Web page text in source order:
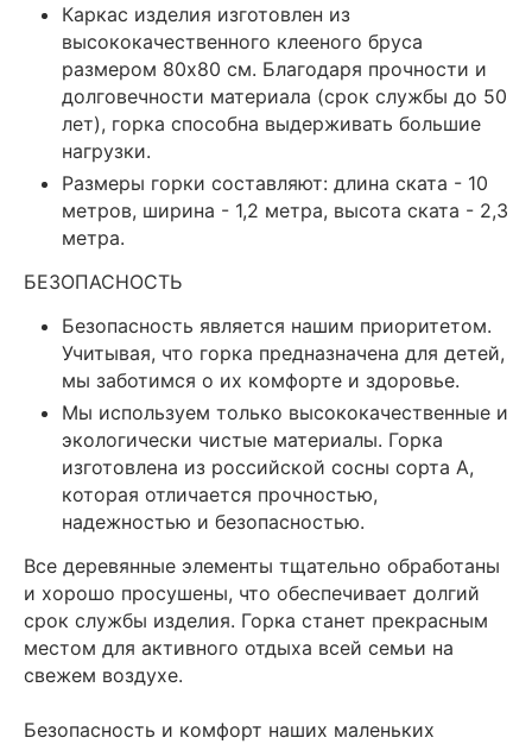
Каркас изделия изготовлен из
высококачественного клееного бруса
размером 80х80 см. Благодаря прочности и
долговечности материала (срок службы до 50
лет), горка способна выдерживать большие
нагрузки.
Размеры горки составляют: длина ската - 10
метров, ширина - 1,2 метра, высота ската - 2,3
метра.
БЕЗОПАСНОСТЬ
Безопасность является нашим приоритетом.
Учитывая, что горка предназначена для детей,
мы заботимся о их комфорте и здоровье.
Мы используем только высококачественные и
экологически чистые материалы. Горка
изготовлена из российской сосны сорта А,
которая отличается прочностью,
надежностью и безопасностью.
Все деревянные элементы тщательно обработаны
и хорошо просушены, что обеспечивает долгий
срок службы изделия. Горка станет прекрасным
местом для активного отдыха всей семьи на
свежем воздухе.
Безопасность и комфорт наших маленьких